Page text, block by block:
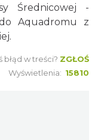
Średnicowej -
Aquadromu z
błąd w treści? ZGŁOŚ
Wyświetlenia: 15810